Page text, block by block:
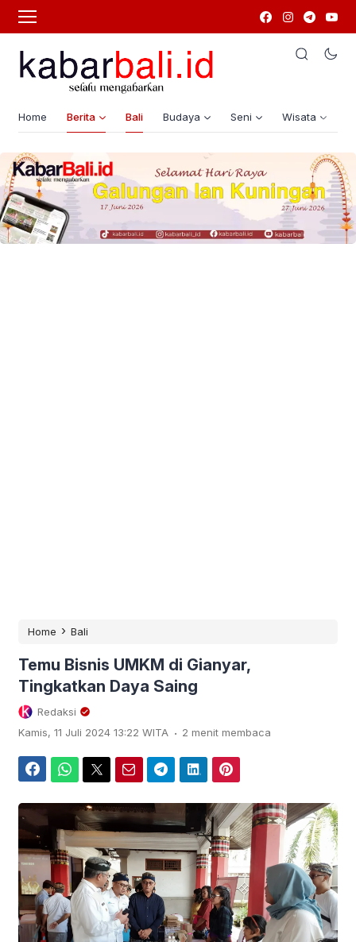
Home Berita Bali Budaya Seni Wisata
Home › Bali
Temu Bisnis UMKM di Gianyar,
Tingkatkan Daya Saing
Redaksi
Kamis, 11 Juli 2024 13:22 WITA . 2 menit membaca